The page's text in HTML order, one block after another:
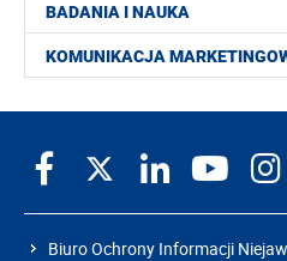
BADANIA I NAUKA
KOMUNIKACJA
Biuro Ochrony Informacji